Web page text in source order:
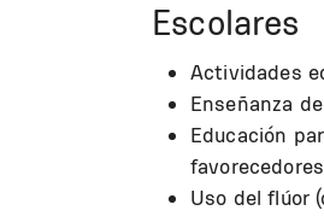
Escolares
Actividades
Enseñanza
Educación
Uso del flúor